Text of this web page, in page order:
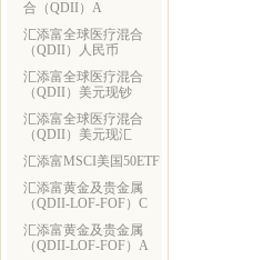
合（QDII）A
汇添富全球医疗混合
（QDII）人民币
汇添富全球医疗混合
（QDII）美元现钞
汇添富全球医疗混合
（QDII）美元现汇
汇添富MSCI美国50ETF
汇添富黄金及贵金属
（QDII-LOF-FOF）C
汇添富黄金及贵金属
（QDII-LOF-FOF）A